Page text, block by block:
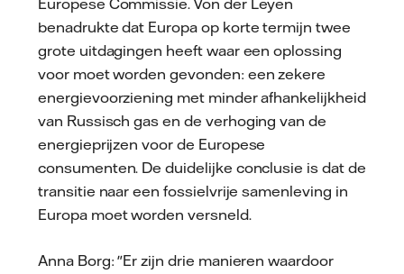
benadrukte dat Europa op korte termijn twee
grote uitdagingen heeft waar een oplossing
voor moet worden gevonden: een zekere
energievoorziening met minder afhankelijkheid
van Russisch gas en de verhoging van de
energieprijzen voor de Europese
consumenten. De duidelijke conclusie is dat de
transitie naar een fossielvrije samenleving in
Europa moet worden versneld.
Anna Borg: "Er zijn drie manieren waardoor